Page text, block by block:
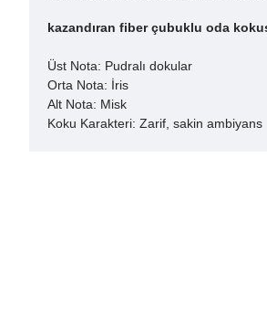
kazandıran fiber çubuklu oda
Üst Nota: Pudralı dokular
Orta Nota: İris
Alt Nota: Misk
Koku Karakteri: Zarif, sakin ambiyans